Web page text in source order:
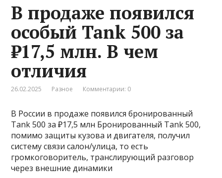
В продаже появился
особый Tank 500 за
₽17,5 млн. В чем
отличия
26.02.2025 Разное Комментарии: 0
В России в продаже появился бронированный
Tank 500 за ₽17,5 млн Бронированный Tank 500,
помимо защиты кузова и двигателя, получил
систему связи салон/улица, то есть
громкоговоритель, транслирующий разговор
через внешние динамики